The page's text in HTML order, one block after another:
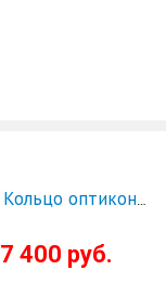
Люстра Кольцо оптикон 500 - СКИДКА!!!
7 400 руб.